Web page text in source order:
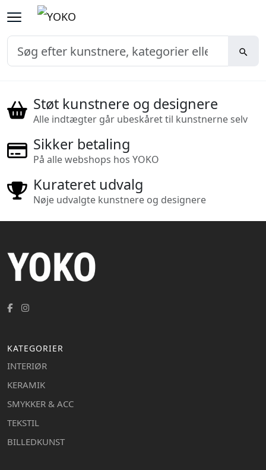
Støt kunstnere og designere
Alle indtægter går ubeskåret til kunstnerne selv
Sikker betaling
På alle webshops hos YOKO
Kurateret udvalg
Nøje udvalgte kunstnere og designere
KATEGORIER
INTERIØR
KERAMIK
SMYKKER & ACC
TEKSTIL
BILLEDKUNST